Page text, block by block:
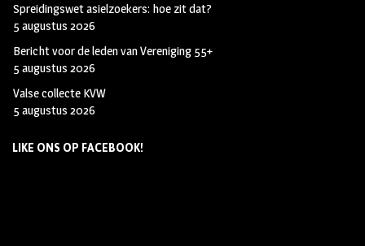
Spreidingswet asielzoekers: hoe zit dat?
5 augustus 2026
Bericht voor de leden van Vereniging 55+
5 augustus 2026
Valse collecte KVW
5 augustus 2026
LIKE ONS OP FACEBOOK!